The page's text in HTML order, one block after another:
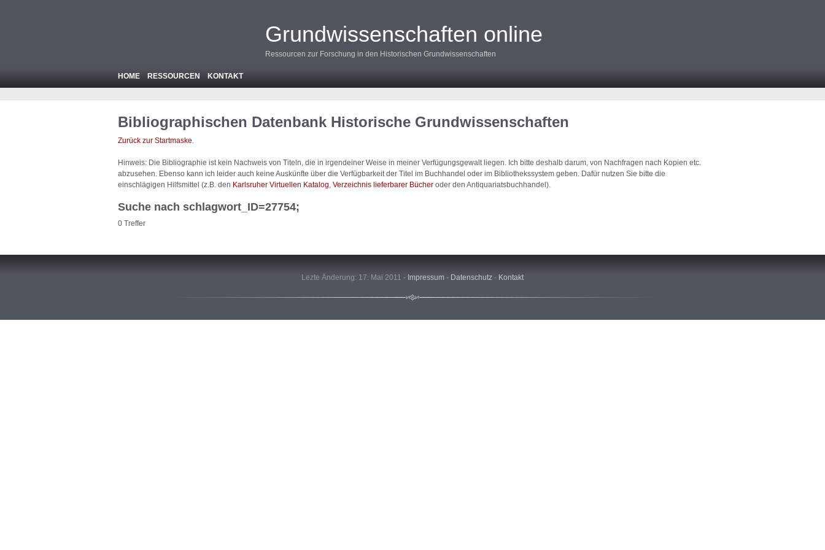
Grundwissenschaften online
Ressourcen zur Forschung in den Historischen Grundwissenschaften
HOME RESSOURCEN KONTAKT
Bibliographischen Datenbank Historische Grundwissenschaften
Zurück zur Startmaske.
Hinweis: Die Bibliographie ist kein Nachweis von Titeln, die in irgendeiner Weise in meiner Verfügungsgewalt liegen. Ich bitte deshalb darum, von Nachfragen nach Kopien etc.
abzusehen. Ebenso kann ich leider auch keine Auskünfte über die Verfügbarkeit der Titel im Buchhandel oder im Bibliothekssystem geben. Dafür nutzen Sie bitte die
einschlägigen Hilfsmittel (z.B. den Karlsruher Virtuellen Katalog Verzeichnis lieferbarer Bücher oder den Antiquariatsbuchhandel).
Suche nach schlagwort_ID=27754;
0 Treffer
Lezte Änderung: 17. Mai 2011 - Impressum - Datenschutz - Kontakt